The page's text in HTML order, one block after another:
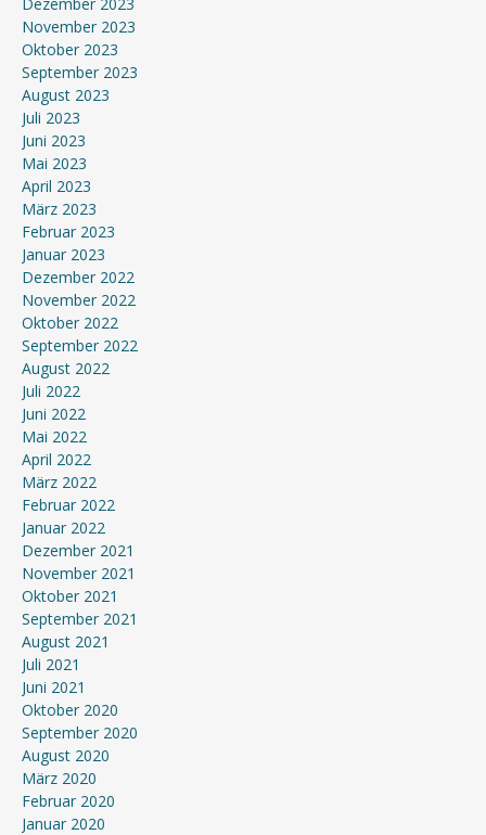
November 2023
Oktober 2023
September 2023
August 2023
Juli 2023
Juni 2023
Mai 2023
April 2023
März 2023
Februar 2023
Januar 2023
Dezember 2022
November 2022
Oktober 2022
September 2022
August 2022
Juli 2022
Juni 2022
Mai 2022
April 2022
März 2022
Februar 2022
Januar 2022
Dezember 2021
November 2021
Oktober 2021
September 2021
August 2021
Juli 2021
Juni 2021
Oktober 2020
September 2020
August 2020
März 2020
Februar 2020
Januar 2020